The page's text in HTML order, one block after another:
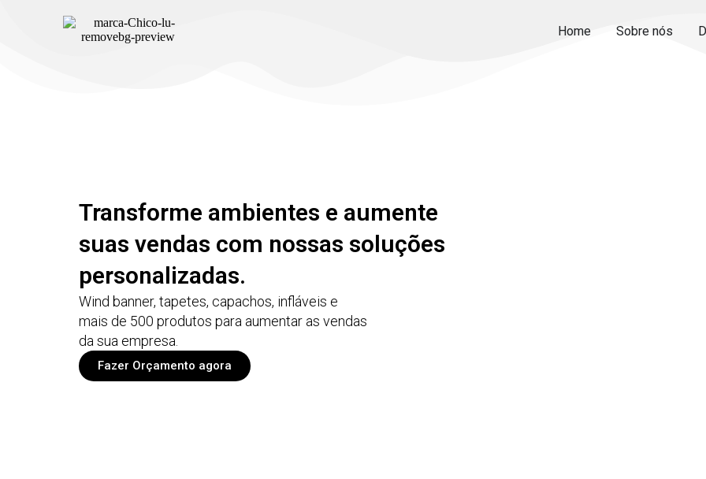
Transforme ambientes e aumente
suas vendas com nossas soluções
personalizadas.
Wind banner, tapetes, capachos, infláveis e
mais de 500 produtos para aumentar as vendas
da sua empresa.
Fazer Orçamento agora
Home Sobre nós